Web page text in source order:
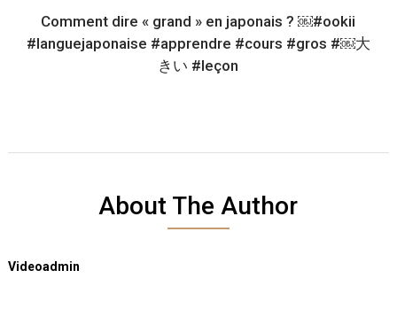
Comment dire « grand » en japonais ? ￼#ookii
#languejaponaise #apprendre #cours #gros #￼大
きい #leçon
About The Author
Videoadmin